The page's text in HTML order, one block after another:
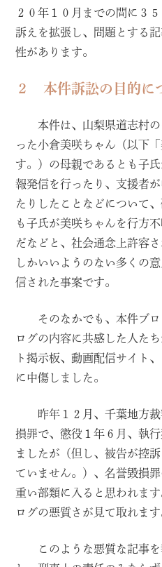
２０年１０月までの間に３
訴えを拡張し、問題とする
性があります。
２ 本件訴訟の目的に
本件は、山梨県道志村の
った小倉美咲ちゃん（以下
す。）の母親であるとも子
報発信を行ったり、支援者
たりしたことなどについて
も子氏が美咲ちゃんを行方
だなどと、社会通念上許容
しかいいようのない多くの
信された事案です。
そのなかでも、本件ブロ
ログの内容に共感した人た
ト掲示板、動画配信サイト
に中傷しました。
昨年１２月、千葉地方裁
損罪で、懲役１年６月、執
ましたが（但し、被告が控
ていません。）、名誉毀損
重い部類に入ると思われま
ログの悪質さが見て取れます
このような悪質な記事を